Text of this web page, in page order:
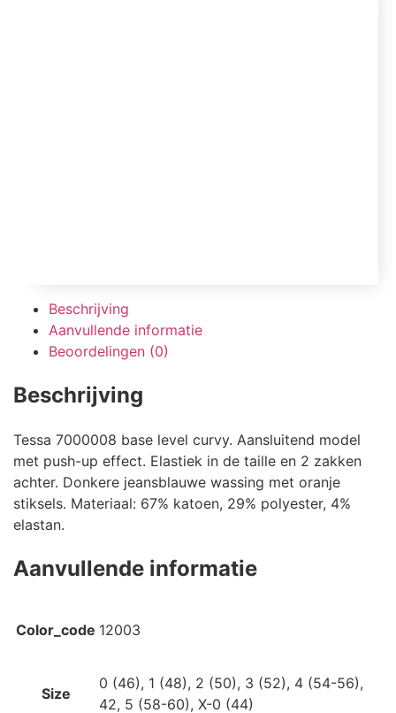
Beschrijving
Aanvullende informatie
Beoordelingen (0)
Beschrijving
Tessa 7000008 base level curvy. Aansluitend model
met push-up effect. Elastiek in de taille en 2 zakken
achter. Donkere jeansblauwe wassing met oranje
stiksels. Materiaal: 67% katoen, 29% polyester, 4%
elastan.
Aanvullende informatie
Color_code 12003
Size
0 (46), 1 (48), 2 (50), 3 (52), 4 (54-56),
42, 5 (58-60), X-0 (44)